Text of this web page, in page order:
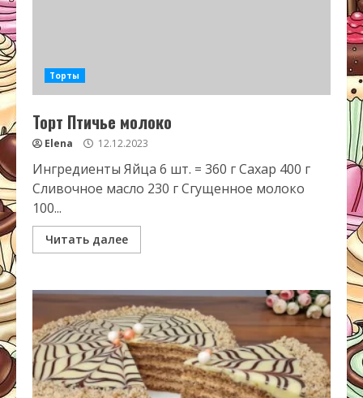
Торты
Торт Птичье молоко
Elena 12.12.2023
Ингредиенты Яйца 6 шт. = 360 г Сахар 400 г
Сливочное масло 230 г Сгущенное молоко
100...
Читать далее